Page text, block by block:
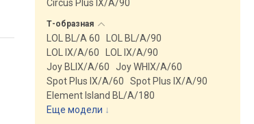
Circus Plus IX/A/90
Т-образная
LOL BL/A 60
LOL BL/A/90
LOL IX/A/60
LOL IX/A/90
Joy BLIX/A/60
Joy WHIX/A/60
Spot Plus IX/A/60
Spot Plus IX/A/90
Element Island BL/A/180
Еще модели ↓